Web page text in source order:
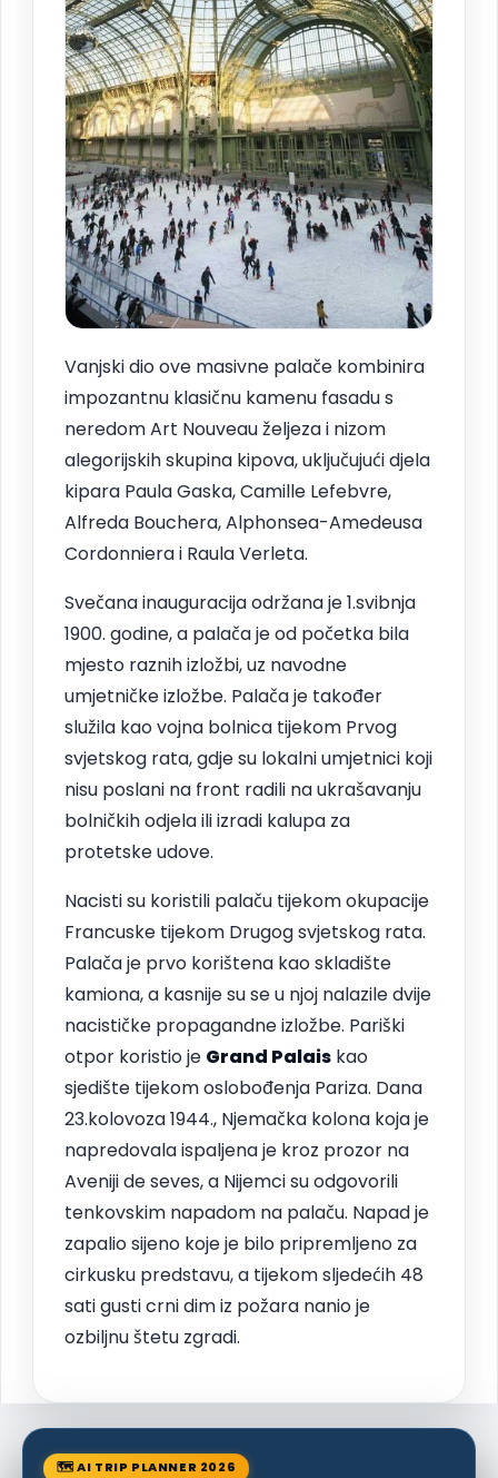
Vanjski dio ove masivne palače kombinira
impozantnu klasičnu kamenu fasadu s
neredom Art Nouveau željeza i nizom
alegorijskih skupina kipova, uključujući djela
kipara Paula Gaska, Camille Lefebvre,
Alfreda Bouchera, Alphonsea-Amedeusa
Cordonniera i Raula Verleta.
Svečana inauguracija održana je 1.svibnja
1900. godine, a palača je od početka bila
mjesto raznih izložbi, uz navodne
umjetničke izložbe. Palača je također
služila kao vojna bolnica tijekom Prvog
svjetskog rata, gdje su lokalni umjetnici koji
nisu poslani na front radili na ukrašavanju
bolničkih odjela ili izradi kalupa za
protetske udove.
Nacisti su koristili palaču tijekom okupacije
Francuske tijekom Drugog svjetskog rata.
Palača je prvo korištena kao skladište
kamiona, a kasnije su se u njoj nalazile dvije
nacističke propagandne izložbe. Pariški
otpor koristio je Grand Palais kao
sjedište tijekom oslobođenja Pariza. Dana
23.kolovoza 1944., Njemačka kolona koja je
napredovala ispaljena je kroz prozor na
Aveniji de seves, a Nijemci su odgovorili
tenkovskim napadom na palaču. Napad je
zapalio sijeno koje je bilo pripremljeno za
cirkusku predstavu, a tijekom sljedećih 48
sati gusti crni dim iz požara nanio je
ozbiljnu štetu zgradi.
🗺 AI TRIP PLANNER 2026